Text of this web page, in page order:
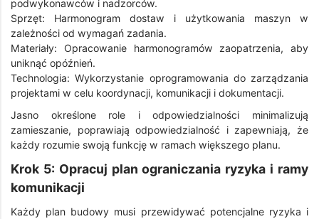
podwykonawców i nadzorców.
Sprzęt: Harmonogram dostaw i użytkowania maszyn w
zależności od wymagań zadania.
Materiały: Opracowanie harmonogramów zaopatrzenia, aby
uniknąć opóźnień.
Technologia: Wykorzystanie oprogramowania do zarządzania
projektami w celu koordynacji, komunikacji i dokumentacji.
Jasno określone role i odpowiedzialności minimalizują
zamieszanie, poprawiają odpowiedzialność i zapewniają, że
każdy rozumie swoją funkcję w ramach większego planu.
Krok 5: Opracuj plan ograniczania ryzyka i ramy
komunikacji
Każdy plan budowy musi przewidywać potencjalne ryzyka i